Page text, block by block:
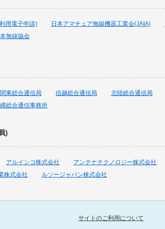
用電子申請) 日本アマチュア無線機器工業会(JAIA)
無線協会
関東総合通信局 信越総合通信局 北陸総合通信局
総合通信事務所
)
アルインコ株式会社 アンテナテクノロジー株式会社
株式会社 ルソージャパン株式会社
サイトのご利用について